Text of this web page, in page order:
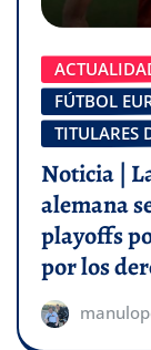
FÚTBOL
TITULARES
Noticia |
alemana
playoffs
por los